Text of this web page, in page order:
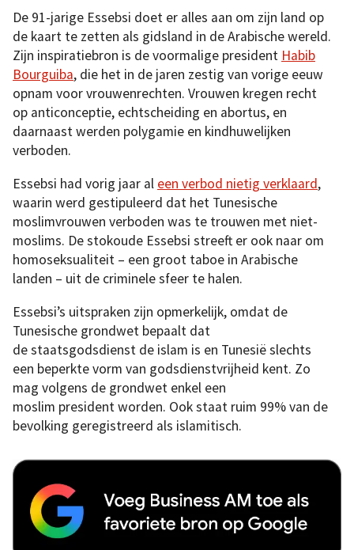
De 91-jarige Essebsi doet er alles aan om zijn land op
de kaart te zetten als gidsland in de Arabische wereld.
Zijn inspiratiebron is de voormalige president Habib
Bourguiba, die het in de jaren zestig van vorige eeuw
opnam voor vrouwenrechten. Vrouwen kregen recht
op anticonceptie, echtscheiding en abortus, en
daarnaast werden polygamie en kindhuwelijken
verboden.
Essebsi had vorig jaar al een verbod nietig verklaard,
waarin werd gestipuleerd dat het Tunesische
moslimvrouwen verboden was te trouwen met niet-
moslims. De stokoude Essebsi streeft er ook naar om
homoseksualiteit – een groot taboe in Arabische
landen – uit de criminele sfeer te halen.
Essebsi’s uitspraken zijn opmerkelijk, omdat de
Tunesische grondwet bepaalt dat
de staatsgodsdienst de islam is en Tunesië slechts
een beperkte vorm van godsdienstvrijheid kent. Zo
mag volgens de grondwet enkel een
moslim president worden. Ook staat ruim 99% van de
bevolking geregistreerd als islamitisch.